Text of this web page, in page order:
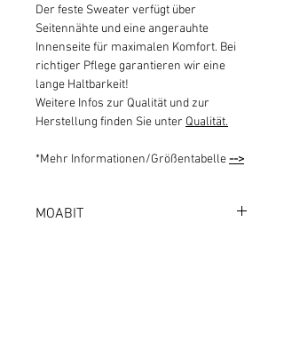
Der feste Sweater verfügt über
Seitennähte und eine angerauhte
Innenseite für maximalen Komfort. Bei
richtiger Pflege garantieren wir eine
lange Haltbarkeit!
Weitere Infos zur Qualität und zur
Herstellung finden Sie unter Qualität.
*Mehr Informationen/Größentabelle-->
MOABIT